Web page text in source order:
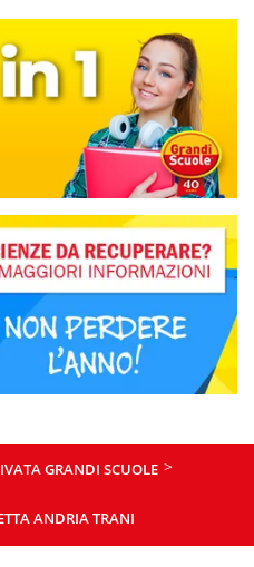
GRANDI SCUOLE >
ANDRIA TRANI